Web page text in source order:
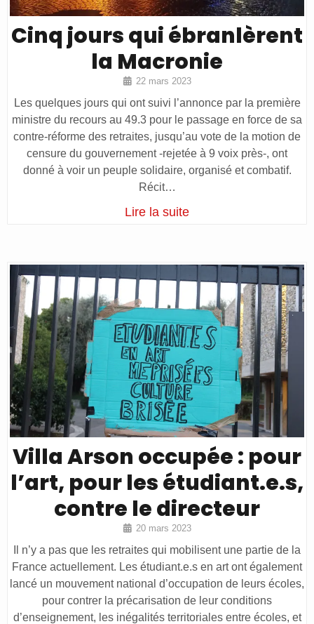
Cinq jours qui ébranlèrent
la Macronie
22 mars 2023
Les quelques jours qui ont suivi l’annonce par la première
ministre du recours au 49.3 pour le passage en force de sa
contre-réforme des retraites, jusqu’au vote de la motion de
censure du gouvernement -rejetée à 9 voix près-, ont
donné à voir un peuple solidaire, organisé et combatif.
Récit…
Lire la suite
Villa Arson occupée : pour
l’art, pour les étudiant.e.s,
contre le directeur
20 mars 2023
Il n’y a pas que les retraites qui mobilisent une partie de la
France actuellement. Les étudiant.e.s en art ont également
lancé un mouvement national d’occupation de leurs écoles,
pour contrer la précarisation de leur conditions
d’enseignement, les inégalités territoriales entre écoles, et